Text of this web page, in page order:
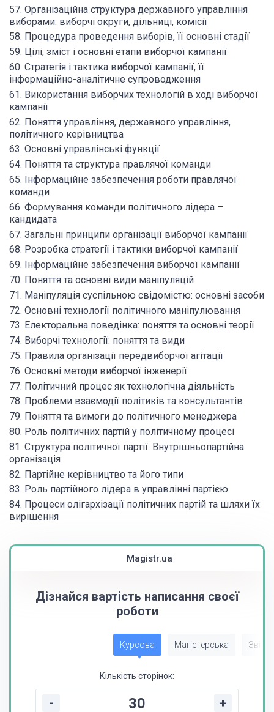
57. Організаційна структура державного управління
виборами: виборчі округи, дільниці, комісії
58. Процедура проведення виборів, її основні стадії
59. Цілі, зміст і основні етапи виборчої кампанії
60. Стратегія і тактика виборчої кампанії, її
інформаційно-аналітичне супроводження
61. Використання виборчих технологій в ході виборчої
кампанії
62. Поняття управління, державного управління,
політичного керівництва
63. Основні управлінські функції
64. Поняття та структура правлячої команди
65. Інформаційне забезпечення роботи правлячої
команди
66. Формування команди політичного лідера –
кандидата
67. Загальні принципи організації виборчої кампанії
68. Розробка стратегії і тактики виборчої кампанії
69. Інформаційне забезпечення виборчої кампанії
70. Поняття та основні види маніпуляцій
71. Маніпуляція суспільною свідомістю: основні засоби
72. Основні технології політичного маніпулювання
73. Електоральна поведінка: поняття та основні теорії
74. Виборчі технології: поняття та види
75. Правила організації передвиборчої агітації
76. Основні методи виборчої інженерії
77. Політичний процес як технологічна діяльність
78. Проблеми взаємодії політиків та консультантів
79. Поняття та вимоги до політичного менеджера
80. Роль політичних партій у політичному процесі
81. Структура політичної партії. Внутрішньопартійна
організація
82. Партійне керівництво та його типи
83. Роль партійного лідера в управлінні партією
84. Процеси олігархізації політичних партій та шляхи їх
вирішення
Magistr.ua
Дізнайся вартість написання своєї
роботи
Курсова Магістерська Звіт
Кількість сторінок:
- +